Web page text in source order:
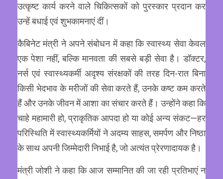
उत्कृष्ट कार्य करने वाले चिकित्सकों को पुरस्कार प्रदान कर
उन्हें बधाई एवं शुभकामनाएं दीं।
कैबिनेट मंत्री ने अपने संबोधन में कहा कि स्वास्थ्य सेवा केवल
एक पेशा नहीं, बल्कि मानवता की सबसे बड़ी सेवा है। डॉक्टर,
नर्स एवं स्वास्थ्यकर्मी अदृश्य संरक्षकों की तरह दिन-रात बिना
किसी भेदभाव के मरीजों की सेवा करते हैं, उनके कष्ट कम करते
हैं और उनके जीवन में आशा का संचार करते हैं। उन्होंने कहा कि
चाहे महामारी हो, प्राकृतिक आपदा हो या कोई अन्य संकट—हर
परिस्थिति में स्वास्थ्यकर्मियों ने अदम्य साहस, समर्पण और निष्ठा
के साथ अपनी जिम्मेदारी निभाई है, जो अत्यंत प्रेरणादायक है।
मंत्री जोशी ने कहा कि आज सम्मानित की जा रही प्रतिभाएं न